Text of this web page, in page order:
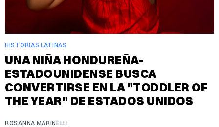
HISTORIAS LATINAS
UNA NIÑA HONDUREÑA-
ESTADOUNIDENSE BUSCA
CONVERTIRSE EN LA "TODDLER OF
THE YEAR" DE ESTADOS UNIDOS
ROSANNA MARINELLI